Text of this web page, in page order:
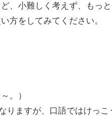
、小難しく考えず、もっ
方をしてみてください。
。）
りますが、口語ではけっこ